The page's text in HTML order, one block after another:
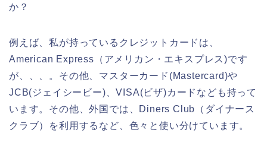
か？
例えば、私が持っているクレジットカードは、
American Express（アメリカン・エキスプレス)です
が、、、。その他、マスターカード(Mastercard)や
JCB(ジェイシービー)、VISA(ビザ)カードなども持って
います。その他、外国では、Diners Club（ダイナース
クラブ）を利用するなど、色々と使い分けています。